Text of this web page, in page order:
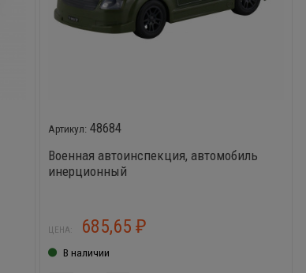
48684
Военная автоинспекция, автомобиль
инерционный
ЦЕНА: 685,65 ₽
В наличии